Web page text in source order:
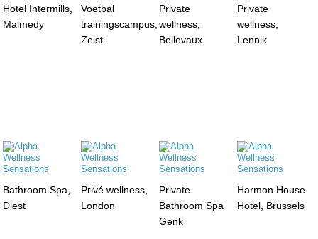
Hotel Intermills,
Malmedy
Voetbal
trainingscampus,
Zeist
Private
wellness,
Bellevaux
Private
wellness,
Lennik
Bathroom Spa,
Diest
Privé wellness,
London
Private
Bathroom Spa
Genk
Harmon House
Hotel, Brussels